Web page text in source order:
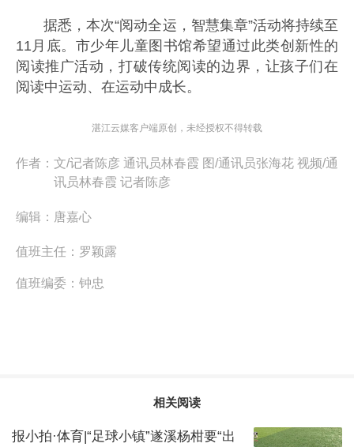
据悉，本次“阅动全运，智慧集章”活动将持续至
11月底。市少年儿童图书馆希望通过此类创新性的
阅读推广活动，打破传统阅读的边界，让孩子们在
阅读中运动、在运动中成长。
湛江云媒客户端原创，未经授权不得转载
作者： 文/记者陈彦 通讯员林春霞 图/通讯员张海花 视频/通
讯员林春霞 记者陈彦
编辑： 唐嘉心
值班主任： 罗颖露
值班编委： 钟忠
相关阅读
报小拍·体育|“足球小镇”遂溪杨柑要“出